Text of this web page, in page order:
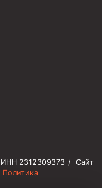
ИНН 2312309373 / Сайт
Политика